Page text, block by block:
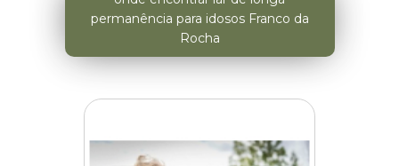
permanência para idosos Franco da
Rocha